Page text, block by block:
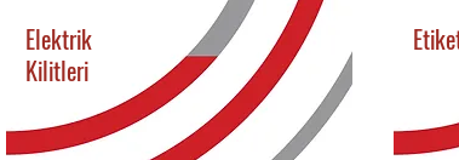
Elektrik
Kilitleri